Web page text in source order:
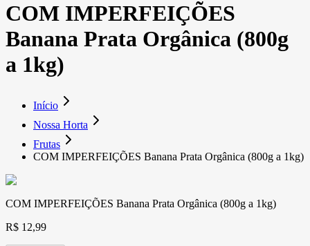
COM IMPERFEIÇÕES
Banana Prata Orgânica (800g
a 1kg)
Início
Nossa Horta
Frutas
COM IMPERFEIÇÕES Banana Prata Orgânica (800g a 1kg)
COM IMPERFEIÇÕES Banana Prata Orgânica (800g a 1kg)
R$ 12,99